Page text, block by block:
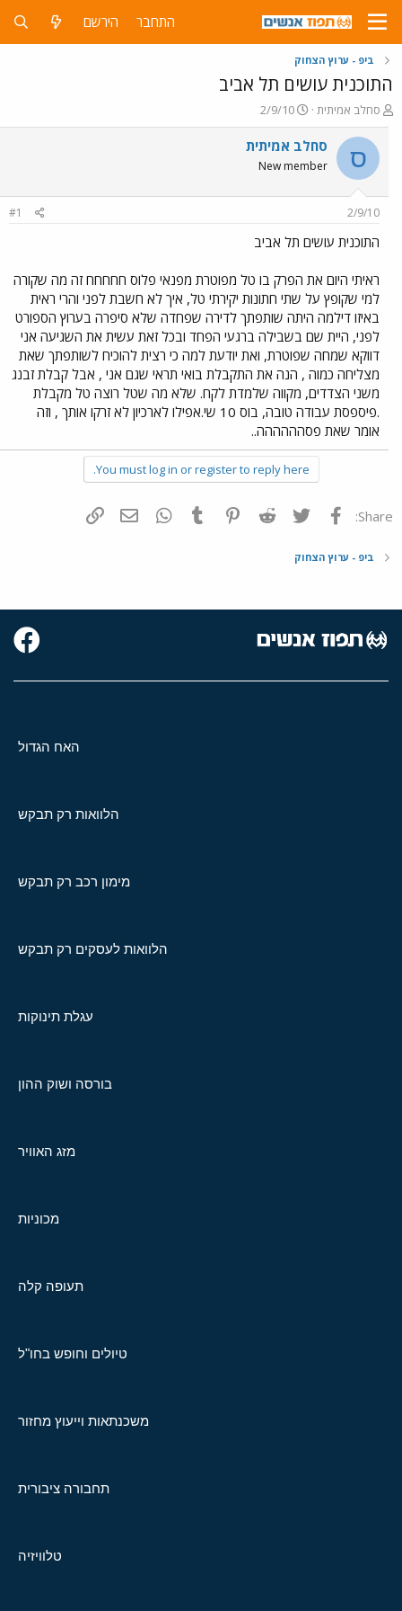
התחבר הירשם
ביפ - ערוץ הצחוק
התוכנית עושים תל אביב
פ
ו
ת
ח
ה
ו
ש
א
סחלב אמיתית
פ
ו
ר
ם
ר
2/9/10
ס סחלב אמיתית
New member
2/9/10
#1
התוכנית עושים תל אביב
ראיתי היום את הפרק בו טל מפוטרת מפנאי פלוס חחחחח זה מה שקורה
למי שקופץ על שתי חתונות יקירתי טל, איך לא חשבת לפני והרי ראית
באיזו דילמה היתה שותפתך לדירה שפחדה שלא סיפרה בערוץ הספורט
לפני, היית שם בשבילה ברגעי הפחד ובכל זאת עשית את השגיעה אני
דווקא שמחה שפוטרת, ואת יודעת למה כי רצית להוכיח לשותפתך שאת
מצליחה כמוה , הנה את התקבלת בואי תראי שגם אני , אבל קבלת זבנג
משני הצדדים, מקווה שלמדת לקח. שלא מה שטל רוצה טל מקבלת
.פיספסת עבודה טובה, בוס 10 שי.אפילו לארכיון לא זרקו אותך , וזה
אומר שאת פסהההההה..
You must log in or register to reply here.
Share: פייסבוק Twitter
Reddit
Pinterest
Tumblr
WhatsAppדואר אלקטרוני
ביפ - ערוץ הצחוק
האח הגדול
הלוואות רק תבקש
מימון רכב רק תבקש
הלוואות לעסקים רק תבקש
עגלת תינוקות
בורסה ושוק ההון
מזג האוויר
מכוניות
תעופה קלה
טיולים וחופש בחו"ל
משכנתאות וייעוץ מחזור
תחבורה ציבורית
טלוויזיה